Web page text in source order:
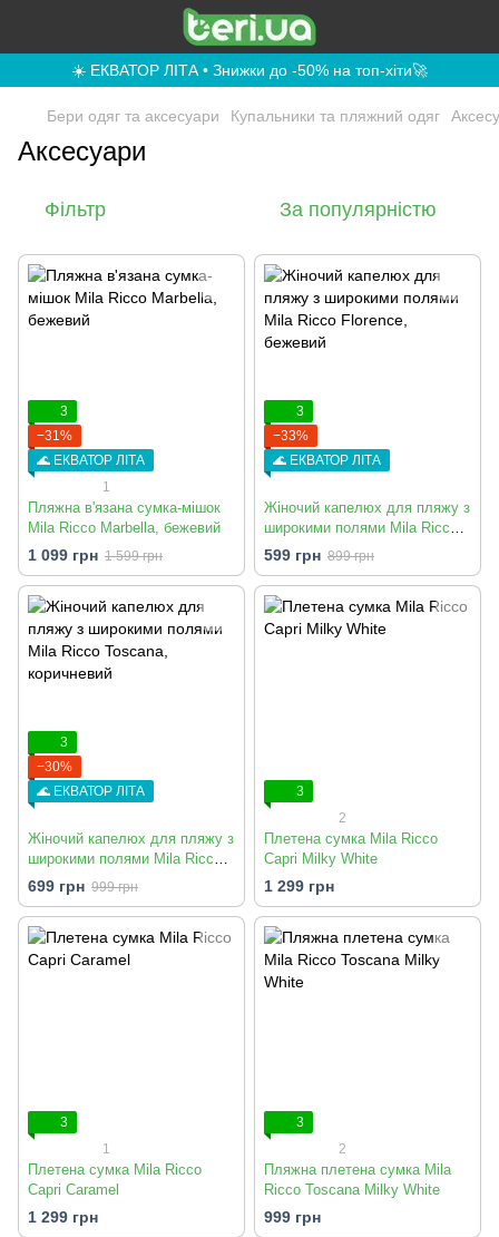
☀️ ЕКВАТОР ЛІТА • Знижки до -50% на топ-хіти🚀
Бери одяг та аксесуари Купальники та пляжний одяг
Аксесуари
Фільтр За популярністю
3
−31%
🌊 ЕКВАТОР ЛІТА
1
Пляжна в'язана сумка-мішок
Mila Ricco Marbella, бежевий
1 099 грн 1 599 грн
3
−33%
🌊 ЕКВАТОР ЛІТА
Жіночий капелюх для пляжу з
широкими полями Mila Ricco
Florence, бежевий
599 грн 899 грн
3
−30%
🌊 ЕКВАТОР ЛІТА
Жіночий капелюх для пляжу з
широкими полями Mila Ricco
Toscana, коричневий
699 грн 999 грн
3
2
Плетена сумка Mila Ricco
Capri Milky White
1 299 грн
3
1
Плетена сумка Mila Ricco
Capri Caramel
1 299 грн
3
2
Пляжна плетена сумка Mila
Ricco Toscana Milky White
999 грн